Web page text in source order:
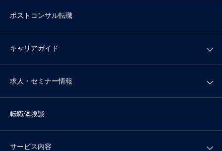
ポストコンサル転職
キャリアガイド
求人・セミナー情報
転職体験談
サービス内容